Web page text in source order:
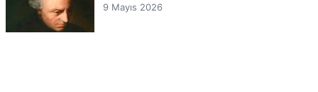
9 Mayıs 2026